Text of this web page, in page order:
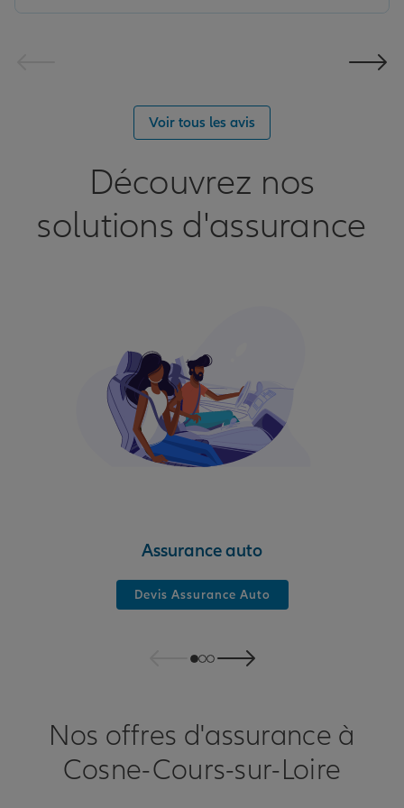
Voir tous les avis
Découvrez nos
solutions d'assurance
Assurance auto
Devis Assurance Auto
Nos offres d'assurance à
Cosne-Cours-sur-Loire